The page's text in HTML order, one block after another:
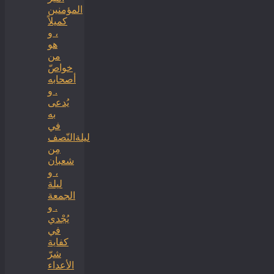
المؤمنين
كميلاً
، و
هو
من
خواصّ
أصحابه
. و
يُدعى
به
في
ليلةالنّصف
مِن
شعبان
، و
ليلة
الجمعة
. و
يُجْدي
في
كفاية
شرّ
الأعداء